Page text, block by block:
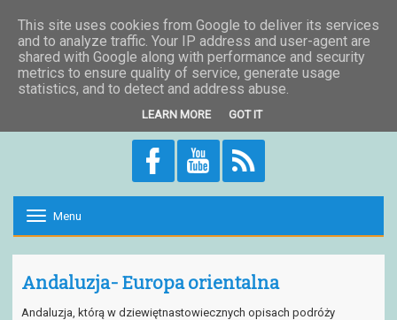
Wycieczki Andaluzja -
Costa del Sol
Transfery z lotniska, wycieczki objazdowe , apartamenty na Costa del
Sol
o
l
n
Menu
Andaluzja- Europa orientalna
Andaluzja, którą w dziewiętnastowiecznych opisach podróży
This site uses cookies from Google to deliver its services
and to analyze traffic. Your IP address and user-agent are
shared with Google along with performance and security
metrics to ensure quality of service, generate usage
statistics, and to detect and address abuse.
LEARN MORE GOT IT